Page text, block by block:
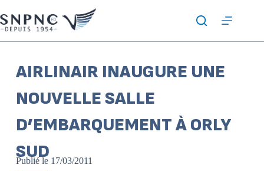
AIRLINAIR INAUGURE UNE
NOUVELLE SALLE
D’EMBARQUEMENT À ORLY
SUD
Publié le 17/03/2011